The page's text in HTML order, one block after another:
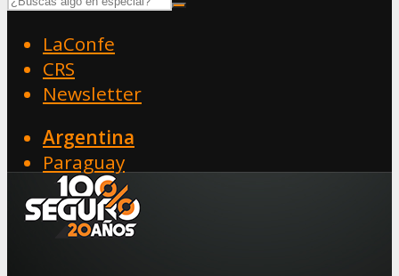
LaConfe
CRS
Newsletter
Argentina
Paraguay